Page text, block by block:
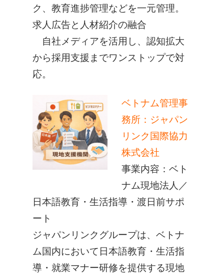
ク、教育進捗管理などを一元管理。
求人広告と人材紹介の融合
自社メディアを活用し、認知拡大
から採用支援までワンストップで対
応。
ベトナム管理事
務所：ジャパン
リンク国際協力
株式会社
事業内容：ベト
ナム現地法人／
日本語教育・生活指導・渡日前サポ
ート
ジャパンリンクグループは、ベトナ
ム国内において 日本語教育・生活指
導・就業マナー研修を提供する現地